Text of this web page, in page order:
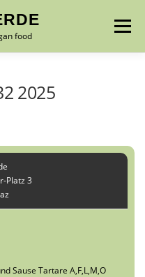
food
Menü
2025
Platz 3
Sause Tartare A,F,L,M,O